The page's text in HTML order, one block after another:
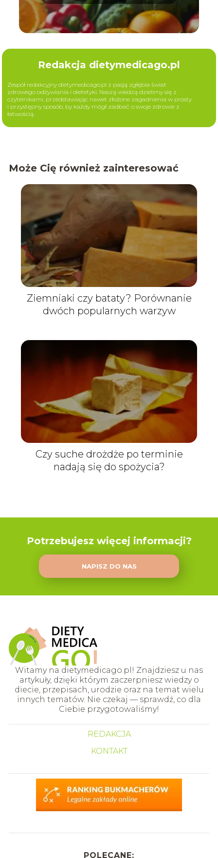
Redakcja dietymedicago.pl
Zespół redakcyjny dietymedicago.pl z pasją zgłębia świat
zdrowego odżywiania i dietetyki. Naszą wiedzą dzielimy się z
czytelnikami, przedstawiając nawet złożone zagadnienia w prosty
i przystępny sposób, by każdy mógł zadbać o swoje zdrowie z
łatwością.
Może Cię również zainteresować
Ziemniaki czy bataty? Porównanie
dwóch popularnych warzyw
Czy suche drożdże po terminie
nadają się do spożycia?
Potrzebujesz więcej informacji?
NAPISZ DO NAS
Witamy na dietymedicago.pl! Znajdziesz u nas
artykuły, dzięki którym zaczerpniesz wiedzy o
diecie, przepisach, urodzie oraz na temat wielu
innych tematów. Nie czekaj — sprawdź, co dla
Ciebie przygotowaliśmy!
REDAKCJA
KONTAKT
POLECANE: